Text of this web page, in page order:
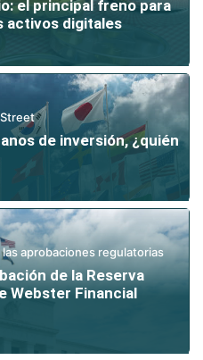
el principal freno para
activos digitales
de inversión, ¿quién
aprobaciones regulatorias
de la Reserva
Webster Financial